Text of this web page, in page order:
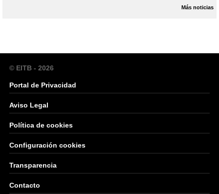
Más noticias
© EITB - 2026
Portal de Privacidad
Aviso Legal
Política de cookies
Configuración cookies
Transparencia
Contacto